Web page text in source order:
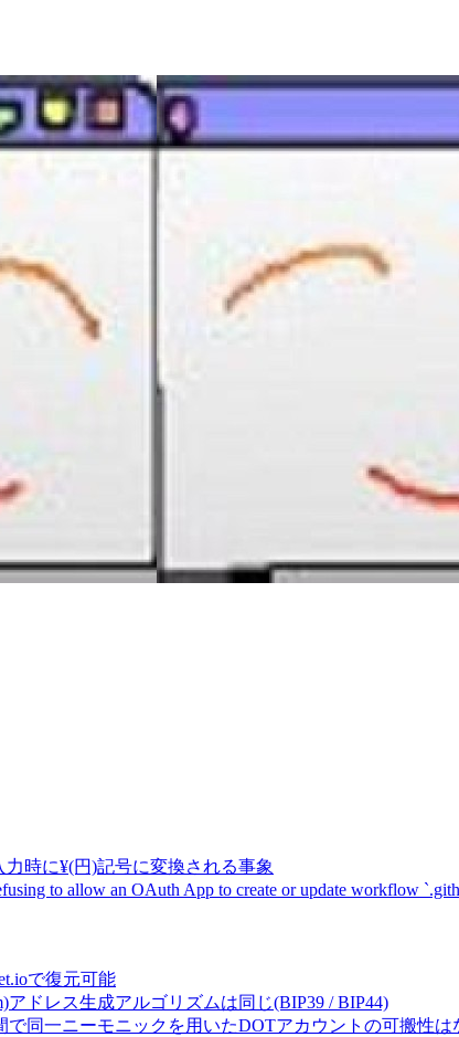
時に¥(円)記号に変換される事象
to allow an OAuth App to create or update workflow
で復元可能
アドレス生成アルゴリズムは同じ(BIP39 / BIP44)
で同一ニーモニックを用いたDOTアカウントの可搬性は